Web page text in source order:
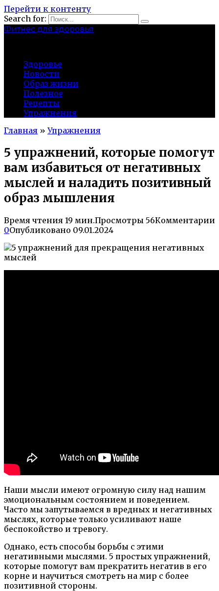
Перейти к контенту
Search for:
Фитнес для здоровья
Здоровье
Новости
Образ жизни
Полезное
Рецепты
Упражнения
Главная » Упражнения
5 упражнений, которые помогут
вам избавиться от негативных
мыслей и наладить позитивный
образ мышления
Время чтения 19 мин.Просмотры 56Комментарии
0Опубликовано 09.01.2024
Наши мысли имеют огромную силу над нашим
эмоциональным состоянием и поведением.
Часто мы запутываемся в вредных и негативных
мыслях, которые только усиливают наше
беспокойство и тревогу.
Однако, есть способы борьбы с этими
негативными мыслями. 5 простых упражнений,
которые помогут вам прекратить негатив в его
корне и научиться смотреть на мир с более
позитивной стороны.